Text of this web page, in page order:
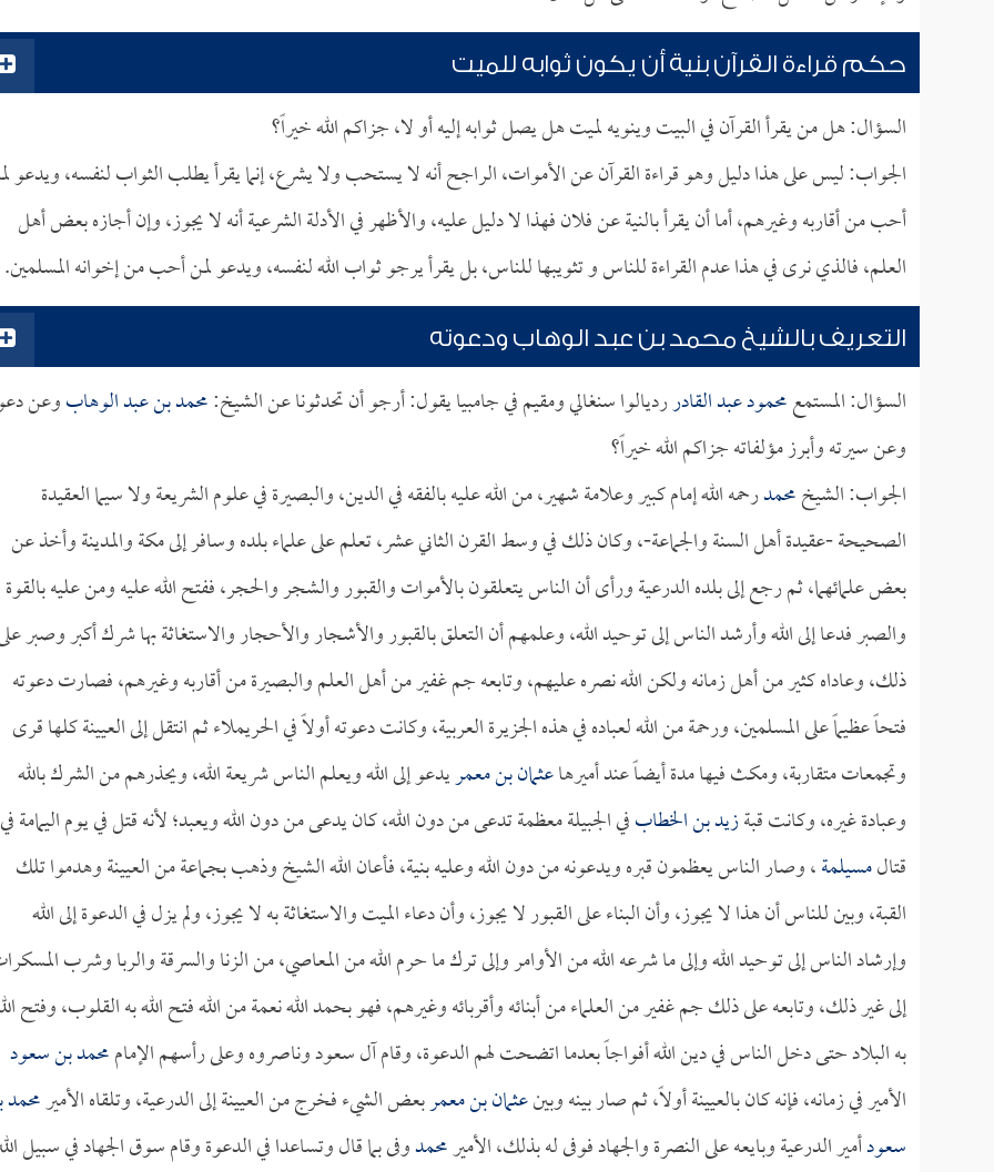
حكم قراءة القرآن بنية أن يكون ثوابه للميت
السؤال: هل من يقرأ القرآن في البيت وينويه لميت هل يصل ثوابه إليه أو لا، جزاكم الله خيراً؟
الجواب: ليس على هذا دليل وهو قراءة القرآن عن الأموات، الراجح أنه لا يستحب ولا يشرع، إنما يقرأ يطلب الثواب لنفسه، ويدعو
أحب من أقاربه وغيرهم، أما أن يقرأ بالنية عن فلان فهذا لا دليل عليه، والأظهر في الأدلة الشرعية أنه لا يجوز، وإن أجازه بعض أهل
العلم، فالذي نرى في هذا عدم القراءة للناس و تثويبها للناس، بل يقرأ يرجو ثواب الله لنفسه، ويدعو لمن أحب من إخوانه المسلمين.
التعريف بالشيخ محمد بن عبد الوهاب ودعوته
السؤال: المستمعمحمود عبد القادررديالوا سنغالي ومقيم في جامبيا يقول: أرجو أن تحدثونا عن الشيخ:محمد بن عبد الوهابوعن
وعن سيرته وأبرز مؤلفاته جزاكم الله خيراً؟
الجواب: الشيخمحمدرحمه الله إمام كبير وعلامة شهير، من الله عليه بالفقه في الدين، والبصيرة في علوم الشريعة ولا سيما العقيدة
الصحيحة -عقيدة أهل السنة والجماعة-، وكان ذلك في وسط القرن الثاني عشر، تعلم على علماء بلده وسافر إلى مكة والمدينة وأخذ عن
بعض علمائهما، ثم رجع إلى بلده الدرعية ورأى أن الناس يتعلقون بالأموات والقبور والشجر والحجر، ففتح الله عليه ومن عليه بالقوة
والصبر فدعا إلى الله وأرشد الناس إلى توحيد الله، وعلمهم أن التعلق بالقبور والأشجار والأحجار والاستغاثة بها شرك أكبر وصبر
ذلك، وعاداه كثير من أهل زمانه ولكن الله نصره عليهم، وتابعه جم غفير من أهل العلم والبصيرة من أقاربه وغيرهم، فصارت دعوته
فتحاً عظيماً على المسلمين، ورحمة من الله لعباده في هذه الجزيرة العربية، وكانت دعوته أولاً في الحريملاء ثم انتقل إلى العيينة كلها قرى
وتجمعات متقاربة، ومكث فيها مدة أيضاً عند أميرهاعثمان بن معمريدعو إلى الله ويعلم الناس شريعة الله، ويحذرهم من الشرك بالله
وعبادة غيره، وكانت قبةزيد بن الخطابفي الجبيلة معظمة تدعى من دون الله، كان يدعى من دون الله ويعبد؛ لأنه قتل في يوم اليمامة في
قتالمسيلمة، وصار الناس يعظمون قبره ويدعونه من دون الله وعليه بنية، فأعان الله الشيخ وذهب بجماعة من العيينة وهدموا تلك
القبة، وبين للناس أن هذا لا يجوز، وأن البناء على القبور لا يجوز، وأن دعاء الميت والاستغاثة به لا يجوز، ولم يزل في الدعوة إلى الله
وإرشاد الناس إلى توحيد الله وإلى ما شرعه الله من الأوامر وإلى ترك ما حرم الله من المعاصي، من الزنا والسرقة والربا وشرب
إلى غير ذلك، وتابعه على ذلك جم غفير من العلماء من أبنائه وأقربائه وغيرهم، فهو بحمد الله نعمة من الله فتح الله به القلوب، وفتح
به البلاد حتى دخل الناس في دين الله أفواجاً بعدما اتضحت لهم الدعوة، وقام آل سعود وناصروه وعلى رأسهم الإماممحمد بن سعود
الأمير في زمانه، فإنه كان بالعيينة أولاً، ثم صار بينه وبينعثمان بن معمربعض الشيء فخرج من العيينة إلى الدرعية، وتلقاه الأمير
سعودأمير الدرعية وبايعه على النصرة والجهاد فوفى له بذلك، الأميرمحمدوفى بما قال وتساعدا في الدعوة وقام سوق الجهاد في سبيل